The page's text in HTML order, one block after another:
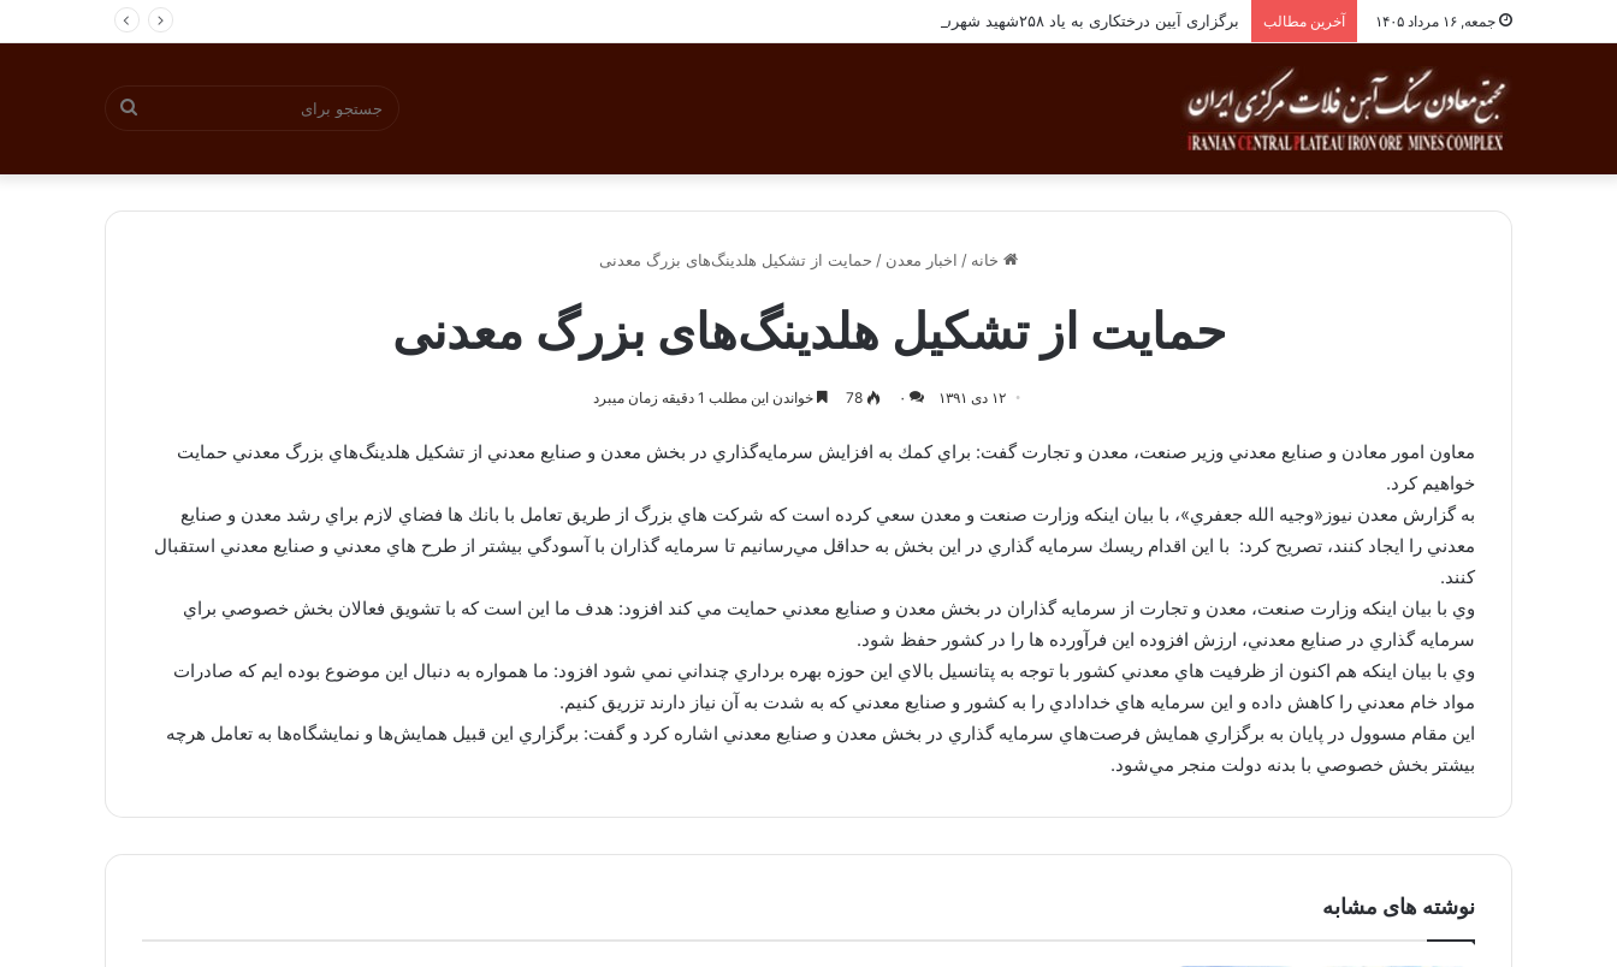
جمعه, ۱۶ مرداد ۱۴۰۵ آخرین مطالب برگزاری آیین درختکاری به یاد ۲۵۸شهید شهرستان بافق
خانه / اخبار معدن / حمایت از تشکیل هلدینگ‌های بزرگ معدنی
حمایت از تشکیل هلدینگ‌های بزرگ معدنی
۱۲ دی ۱۳۹۱ ۰ 78 خواندن این مطلب 1 دقیقه زمان میبرد
معاون امور معادن و صنايع معدني وزير صنعت، معدن و تجارت گفت: براي كمك به افزايش سرمايه‌گذاري‌ در بخش معدن و صنايع معدني از تشكيل هلدينگ‌هاي بزرگ معدني حمايت
خواهيم كرد.
به گزارش معدن نيوز«وجيه الله جعفري»، با بيان اينكه وزارت صنعت و معدن سعي كرده است كه شركت هاي بزرگ از طريق تعامل با بانك ها فضاي لازم براي رشد معدن و صنايع
معدني را ايجاد كنند، تصريح كرد: با اين اقدام ريسك سرمايه گذاري در اين بخش به حداقل مي‌رسانيم تا سرمايه گذاران با آسودگي بيشتر از طرح هاي معدني و صنايع معدني استقبال
كنند.
وي با بيان اينكه وزارت صنعت، معدن و تجارت از سرمايه گذاران در بخش معدن و صنايع معدني حمايت مي كند افزود: هدف ما اين است كه با تشويق فعالان بخش خصوصي براي
سرمايه گذاري در صنايع معدني، ارزش افزوده اين فرآورده ها را در كشور حفظ شود.
وي با بيان اينكه هم اكنون از ظرفيت هاي معدني كشور با توجه به پتانسيل بالاي اين حوزه بهره برداري چنداني نمي شود افزود: ما همواره به دنبال اين موضوع بوده ايم كه صادرات
مواد خام معدني را كاهش داده و اين سرمايه هاي خدادادي را به كشور و صنايع معدني كه به شدت به آن نياز دارند تزريق كنيم.
اين مقام مسوول در پايان به برگزاري همايش فرصت‌‌هاي سرمايه گذاري در بخش معدن و صنايع معدني اشاره كرد و گفت: برگزاري اين قبيل همايش‌ها و نمايشگاه‌ها به تعامل هرچه
بيشتر بخش خصوصي با بدنه دولت منجر مي‌شود.
نوشته های مشابه